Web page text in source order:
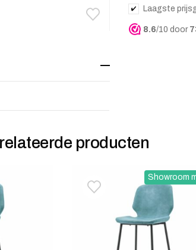
Toevoegen aan
Verwijderen van
Laagste
8.6/10 door
producten
Showroom
Toevoegen aan
Verwijderen van